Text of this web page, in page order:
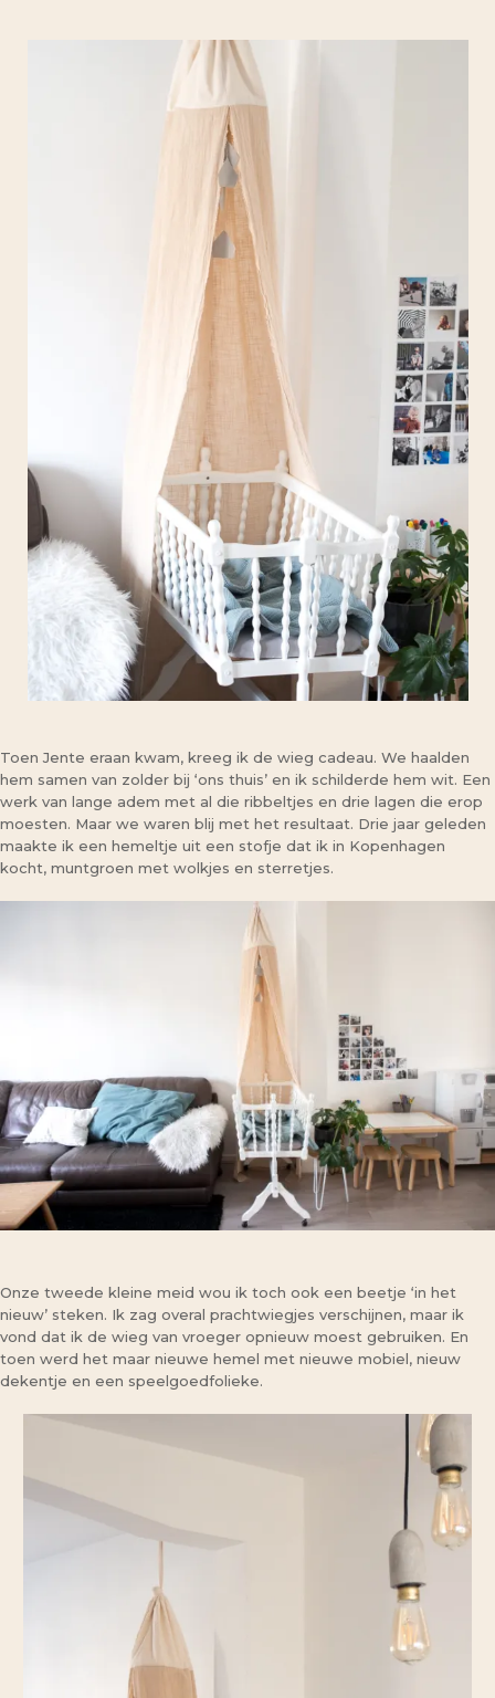
Toen Jente eraan kwam, kreeg ik de wieg cadeau. We haalden
hem samen van zolder bij ‘ons thuis’ en ik schilderde hem wit. Een
werk van lange adem met al die ribbeltjes en drie lagen die erop
moesten. Maar we waren blij met het resultaat. Drie jaar geleden
maakte ik een hemeltje uit een stofje dat ik in Kopenhagen
kocht, muntgroen met wolkjes en sterretjes.
Onze tweede kleine meid wou ik toch ook een beetje ‘in het
nieuw’ steken. Ik zag overal prachtwiegjes verschijnen, maar ik
vond dat ik de wieg van vroeger opnieuw moest gebruiken. En
toen werd het maar nieuwe hemel met nieuwe mobiel, nieuw
dekentje en een speelgoedfolieke.